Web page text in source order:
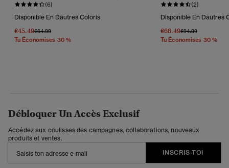
(6)
Disponible En Dautres Coloris
€45.49Prix Réduit De
€64.99À
Tu Économises 30 %
(2)
Disponible En Dautres
€66.49Prix Réduit De
€94.99À
Tu Économises 30 %
Débloquer Un Accès Exclusif
Accédez aux coulisses des campagnes, collaborations, nouveaux
produits et ventes.
INSCRIS-TOI